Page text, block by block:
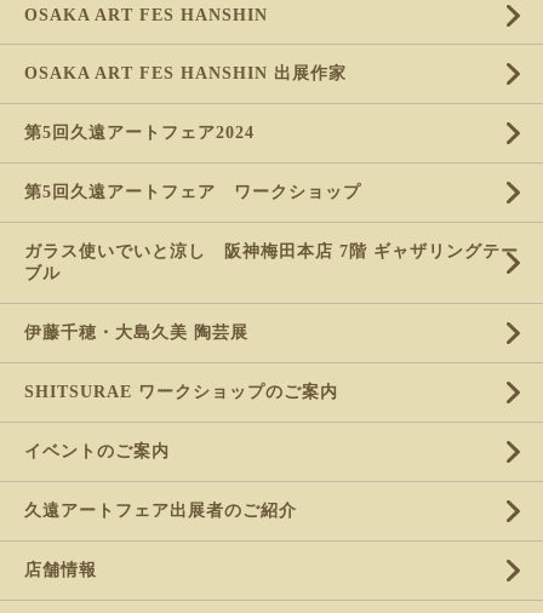
OSAKA ART FES HANSHIN
OSAKA ART FES HANSHIN 出展作家
第5回久遠アートフェア2024
第5回久遠アートフェア ワークショップ
ガラス使いでいと涼し 阪神梅田本店 7階 ギャザリングテー
ブル
伊藤千穂・大島久美 陶芸展
SHITSURAE ワークショップのご案内
イベントのご案内
久遠アートフェア出展者のご紹介
店舗情報